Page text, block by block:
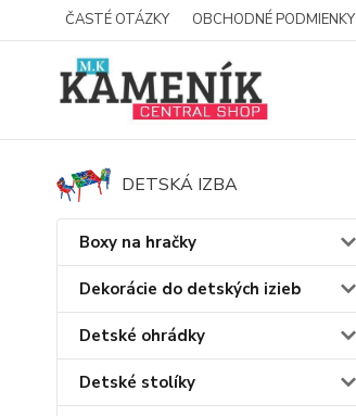
ČASTÉ OTÁZKY OBCHODNÉ PODMIENKY
DETSKÁ IZBA
Boxy na hračky
Dekorácie do detských izieb
Detské ohrádky
Detské stolíky